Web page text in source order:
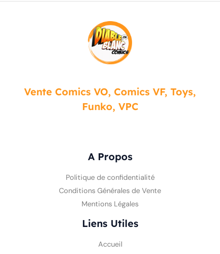
Vente Comics VO, Comics VF, Toys,
Funko, VPC
A Propos
Politique de confidentialité
Conditions Générales de Vente
Mentions Légales
Liens Utiles
Accueil